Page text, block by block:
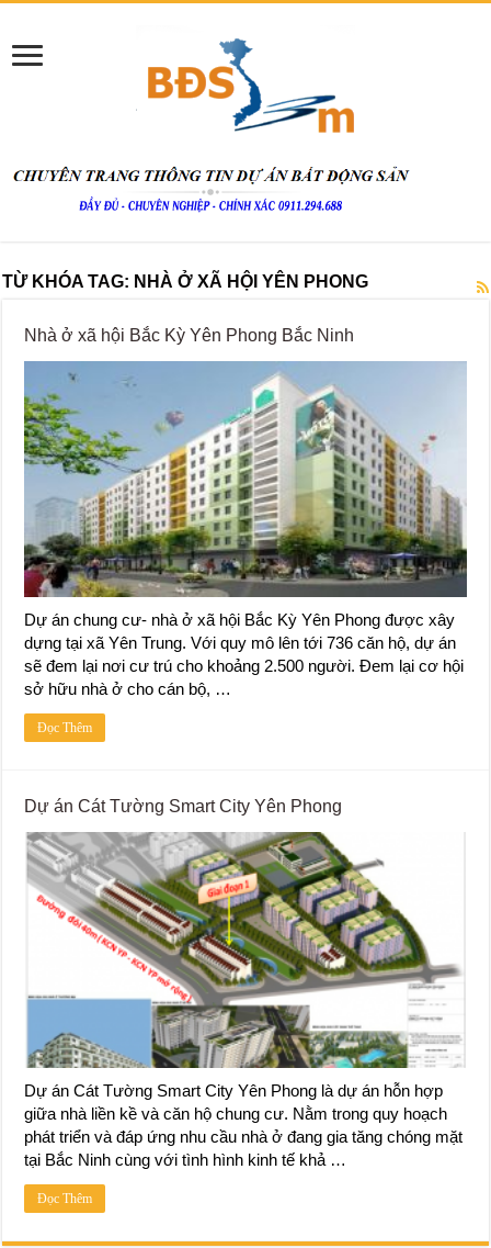
TỪ KHÓA TAG: NHÀ Ở XÃ HỘI YÊN PHONG
Nhà ở xã hội Bắc Kỳ Yên Phong Bắc Ninh
Dự án chung cư- nhà ở xã hội Bắc Kỳ Yên Phong được xây
dựng tại xã Yên Trung. Với quy mô lên tới 736 căn hộ, dự án
sẽ đem lại nơi cư trú cho khoảng 2.500 người. Đem lại cơ hội
sở hữu nhà ở cho cán bộ, …
Đọc Thêm
Dự án Cát Tường Smart City Yên Phong
Dự án Cát Tường Smart City Yên Phong là dự án hỗn hợp
giữa nhà liền kề và căn hộ chung cư. Nằm trong quy hoạch
phát triển và đáp ứng nhu cầu nhà ở đang gia tăng chóng mặt
tại Bắc Ninh cùng với tình hình kinh tế khả …
Đọc Thêm